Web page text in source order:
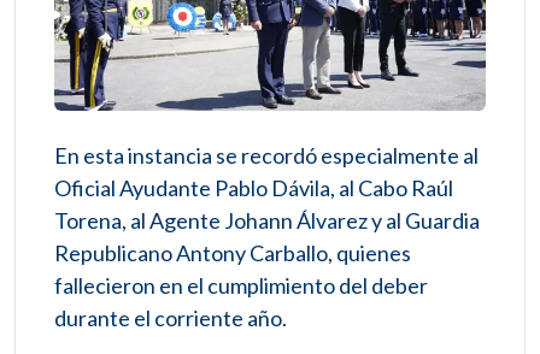
En esta instancia se recordó especialmente al
Oficial Ayudante Pablo Dávila, al Cabo Raúl
Torena, al Agente Johann Álvarez y al Guardia
Republicano Antony Carballo, quienes
fallecieron en el cumplimiento del deber
durante el corriente año.